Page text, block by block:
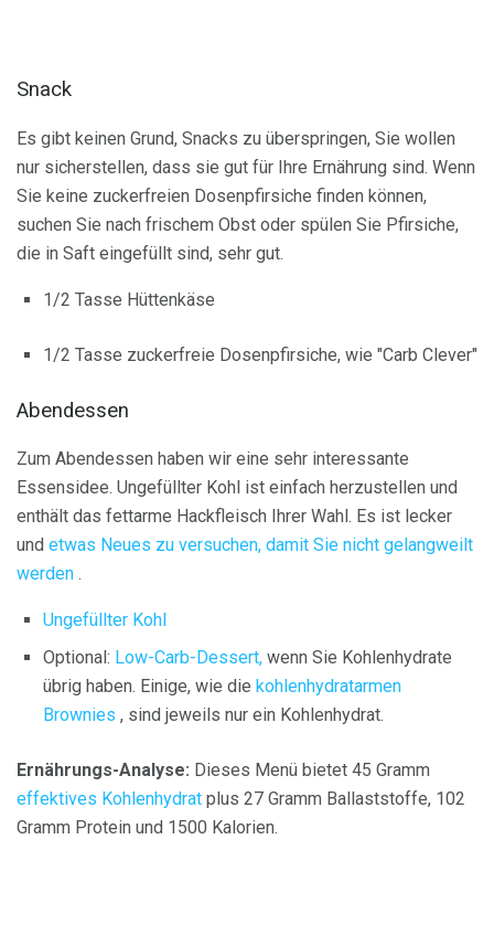
Snack
Es gibt keinen Grund, Snacks zu überspringen, Sie wollen
nur sicherstellen, dass sie gut für Ihre Ernährung sind. Wenn
Sie keine zuckerfreien Dosenpfirsiche finden können,
suchen Sie nach frischem Obst oder spülen Sie Pfirsiche,
die in Saft eingefüllt sind, sehr gut.
1/2 Tasse Hüttenkäse
1/2 Tasse zuckerfreie Dosenpfirsiche, wie "Carb Clever"
Abendessen
Zum Abendessen haben wir eine sehr interessante
Essensidee. Ungefüllter Kohl ist einfach herzustellen und
enthält das fettarme Hackfleisch Ihrer Wahl. Es ist lecker
und etwas Neues zu versuchen, damit Sie nicht gelangweilt
werden .
Ungefüllter Kohl
Optional: Low-Carb-Dessert, wenn Sie Kohlenhydrate
übrig haben. Einige, wie die kohlenhydratarmen
Brownies , sind jeweils nur ein Kohlenhydrat.
Ernährungs-Analyse: Dieses Menü bietet 45 Gramm
effektives Kohlenhydrat plus 27 Gramm Ballaststoffe, 102
Gramm Protein und 1500 Kalorien.